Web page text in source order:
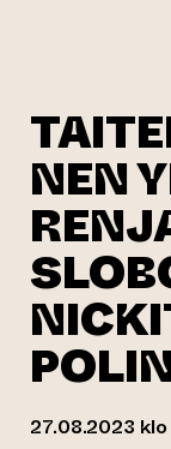
NEN
27.08.2023